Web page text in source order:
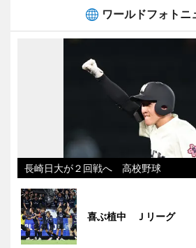
ワールドフォトニ
長崎日大が２回戦へ 高校野球
喜ぶ植中 Ｊリーグ